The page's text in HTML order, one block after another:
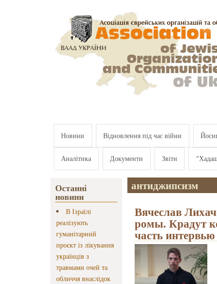
Новини Відновлення під час війни
Аналітика Документи Звіти
Останні
новини
В Ізраїлі
реалізують
гуманітарний
проєкт із лікування
українців з
травмами очей та
обличчя внаслідок
антиджипсизм
Вячеслав
ромы. Крадут
часть интервью